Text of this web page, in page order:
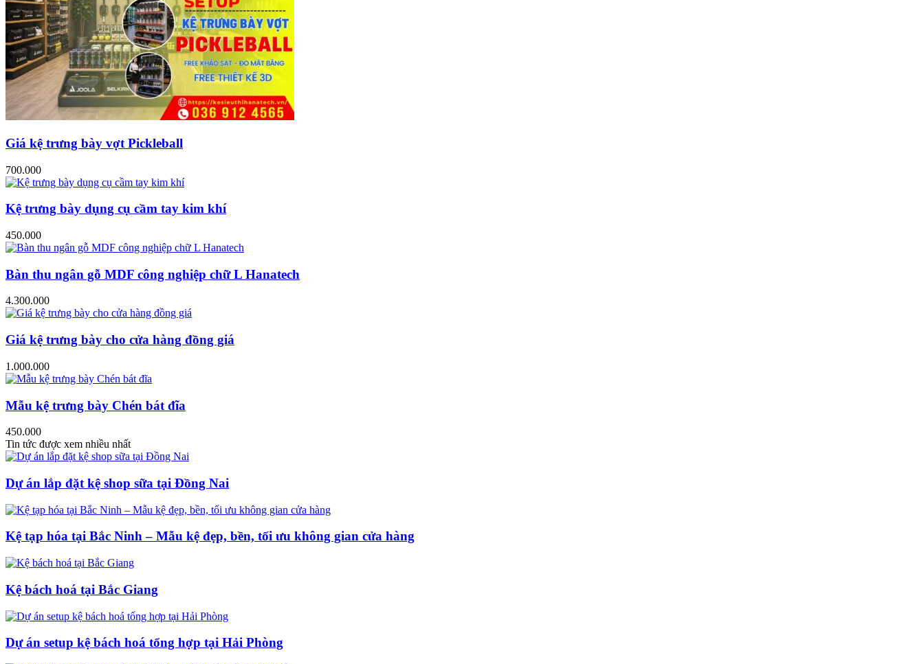
Giá kệ trưng bày vợt Pickleball
700.000
Kệ trưng bày dụng cụ cầm tay kim khí
450.000
Bàn thu ngân gỗ MDF công nghiệp chữ L Hanatech
4.300.000
Giá kệ trưng bày cho cửa hàng đồng giá
1.000.000
Mẫu kệ trưng bày Chén bát đĩa
450.000
Tin tức được xem nhiều nhất
Dự án lắp đặt kệ shop sữa tại Đồng Nai
Kệ tạp hóa tại Bắc Ninh – Mẫu kệ đẹp, bền, tối ưu không gian cửa hàng
Kệ bách hoá tại Bắc Giang
Dự án setup kệ bách hoá tổng hợp tại Hải Phòng